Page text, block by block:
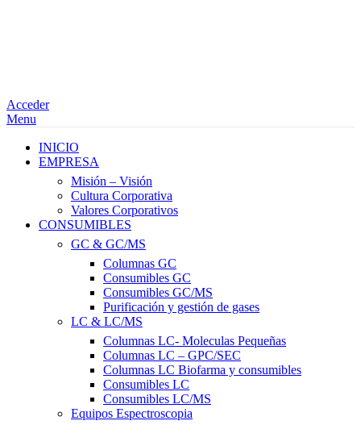
Acceder
Menu
INICIO
EMPRESA
Misión – Visión
Cultura Corporativa
Valores Corporativos
CONSUMIBLES
GC & GC/MS
Columnas GC
Consumibles GC
Consumibles GC/MS
Purificación y gestión de gases
LC & LC/MS
Columnas LC- Moleculas Pequeñas
Columnas LC – GPC/SEC
Columnas LC Biofarma y consumibles
Consumibles LC
Consumibles LC/MS
Equipos Espectroscopia